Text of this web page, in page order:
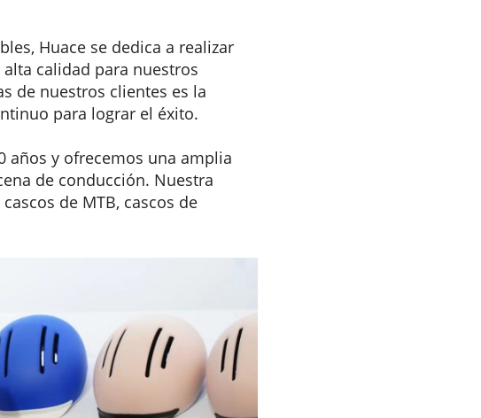
Huace se dedica a realizar
calidad para nuestros
de nuestros clientes es la
para lograr el éxito.
años y ofrecemos una amplia
de conducción. Nuestra
de MTB, cascos de